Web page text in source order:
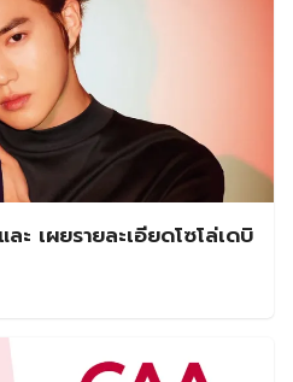
ะ เผยรายละเอียดโซโล่เดบิ